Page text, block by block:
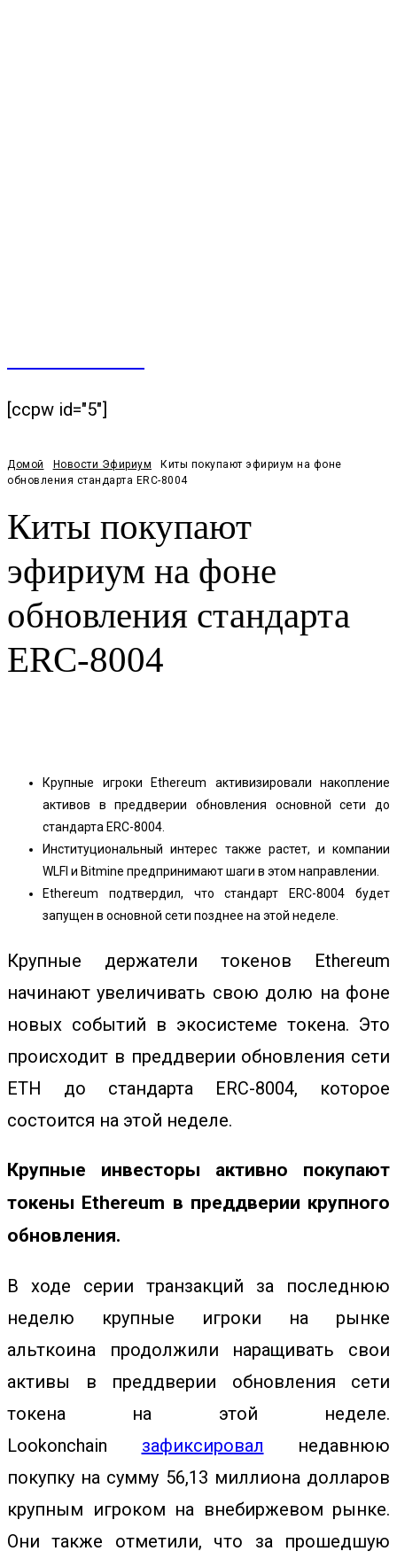
[ccpw id="5"]
Домой Новости Эфириум
Киты покупают эфириум на фоне
обновления стандарта ERC-8004
Киты покупают
эфириум на фоне
обновления стандарта
ERC-8004
Крупные игроки Ethereum активизировали накопление
активов в преддверии обновления основной сети до
стандарта ERC-8004.
Институциональный интерес также растет, и компании
WLFI и Bitmine предпринимают шаги в этом направлении.
Ethereum подтвердил, что стандарт ERC-8004 будет
запущен в основной сети позднее на этой неделе.
Крупные держатели токенов Ethereum
начинают увеличивать свою долю на фоне
новых событий в экосистеме токена. Это
происходит в преддверии обновления сети
ETH до стандарта ERC-8004, которое
состоится на этой неделе.
Крупные инвесторы активно покупают
токены Ethereum в преддверии крупного
обновления.
В ходе серии транзакций за последнюю
неделю крупные игроки на рынке
альткоина продолжили наращивать свои
активы в преддверии обновления сети
токена на этой неделе.
Lookonchain зафиксировал недавнюю
покупку на сумму 56,13 миллиона долларов
крупным игроком на внебиржевом рынке.
Они также отметили, что за прошедшую